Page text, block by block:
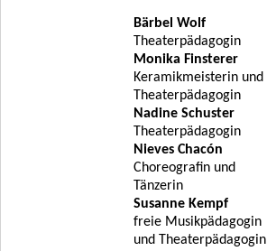
Bärbel Wolf
Theaterpädagogin
Monika Finsterer
Keramikmeisterin und
Theaterpädagogin
Nadine Schuster
Theaterpädagogin
Nieves Chacón
Choreografin und
Tänzerin
Susanne Kempf
freie Musikpädagogin
und Theaterpädagogin